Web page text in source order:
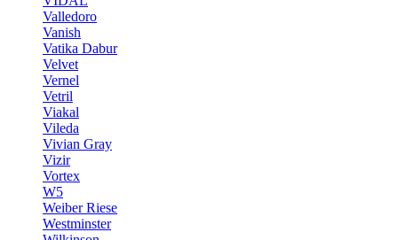
Valledoro
Vanish
Vatika Dabur
Velvet
Vernel
Vetril
Viakal
Vileda
Vivian Gray
Vizir
Vortex
W5
Weiber Riese
Westminster